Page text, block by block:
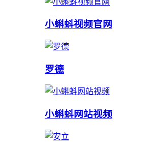
小蝌蚪视频官网
罗德
小蝌蚪网站视频